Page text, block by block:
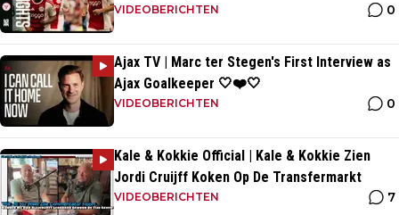
VIDEOBERICHTEN 0
Ajax TV | Marc ter Stegen's First Interview as
Ajax Goalkeeper 🤍❤️🤍
VIDEOBERICHTEN 0
Kale & Kokkie Official | Kale & Kokkie Zien
Jordi Cruijff Koken Op De Transfermarkt
VIDEOBERICHTEN 7